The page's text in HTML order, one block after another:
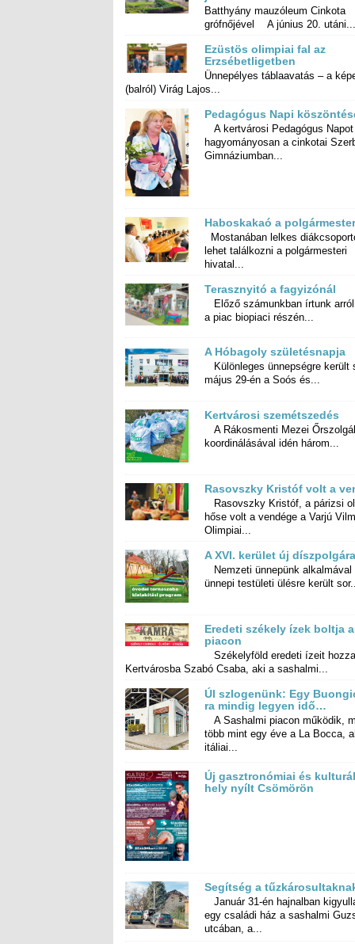
Batthyány mauzóleum Cinkota
grófnőjével A június 20. utáni...
Ezüstös olimpiai fal az
Erzsébetligetben
Ünnepélyes táblaavatás – a
(balról) Virág Lajos...
Pedagógus Napi
A kertvárosi Pedagógus Napot
hagyományosan a cinkotai Szerb Antal
Gimnáziumban...
Haboskakaó a
Mostanában lelkes
lehet találkozni a
hivatal...
Terasznyitó a fagyizónál
Előző számunkban írtunk
a piac biopiaci részén...
A Hóbagoly születésnapja
Különleges ünnepségre került
május 29-én a Soós és...
Kertvárosi szemétszedés
A Rákosmenti Mezei
koordinálásával idén három...
Rasovszky Kristóf volt a
Rasovszky Kristóf, a párizsi
hőse volt a vendége a Varjú
Olimpiai...
A XVI. kerület új
Nemzeti ünnepünk alkalmával
ünnepi testületi ülésre került
Eredeti székely ízek boltja a
piacon
Székelyföld eredeti ízeit
Kertvárosba Szabó Csaba, aki a sashalmi...
Úl szlogenünk: Egy
ra mindig legyen idő…
A Sashalmi piacon működik,
több mint egy éve a La Bocca,
itáliai...
Új gasztronómiai és
hely nyílt Csömörön
Segítség a
Január 31-én hajnalban
egy családi ház a sashalmi
utcában, a...